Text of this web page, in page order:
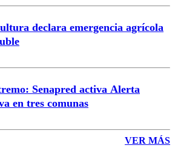
declara emergencia agrícola
Senapred activa Alerta
en tres comunas
VER MÁS